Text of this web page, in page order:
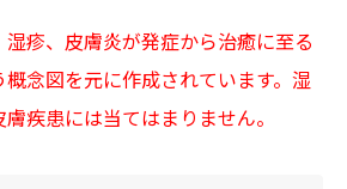
疹、皮膚炎が発症から治癒に至る
概念図を元に作成されています。湿
疾患には当てはまりません。